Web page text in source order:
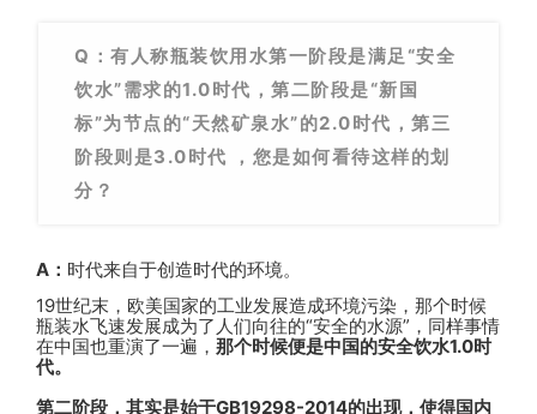
Q：有人称瓶装饮用水第一阶段是满足“安全
饮水”需求的1.0时代，第二阶段是“新国
标”为节点的“天然矿泉水”的2.0时代，第三
阶段则是3.0时代 ，您是如何看待这样的划
分？
A： 时代来自于创造时代的环境。
19世纪末，欧美国家的工业发展造成环境污染，那个时候
瓶装水飞速发展成为了人们向往的“安全的水源”，同样事情
在中国也重演了一遍，那个时候便是中国的安全饮水1.0时
代。
第二阶段，其实是始于GB19298-2014的出现，使得国内